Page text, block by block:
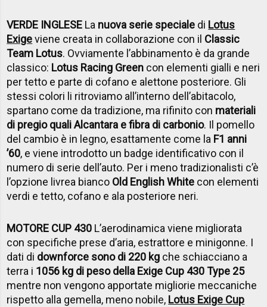
VERDE INGLESE La nuova serie speciale di Lotus
Exigeviene creata in collaborazione con il Classic
Team Lotus. Ovviamente l’abbinamento è da grande
classico: Lotus Racing Green con elementi gialli e neri
per tetto e parte di cofano e alettone posteriore. Gli
stessi colori li ritroviamo all’interno dell’abitacolo,
spartano come da tradizione, ma rifinito con materiali
di pregio quali Alcantara e fibra di carbonio. Il pomello
del cambio è in legno, esattamente come la F1 anni
’60, e viene introdotto un badge identificativo con il
numero di serie dell’auto. Per i meno tradizionalisti c’è
l’opzione livrea bianco Old English White con elementi
verdi e tetto, cofano e ala posteriore neri.
MOTORE CUP 430 L’aerodinamica viene migliorata
con specifiche prese d’aria, estrattore e minigonne. I
dati di downforce sono di 220 kg che schiacciano a
terra i 1056 kg di peso della Exige Cup 430 Type 25
mentre non vengono apportate migliorie meccaniche
rispetto alla gemella, meno nobile, Lotus Exige Cup